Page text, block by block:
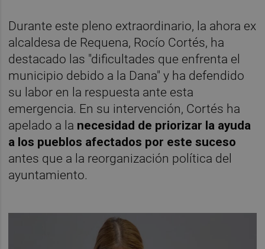
Durante este pleno extraordinario, la ahora ex
alcaldesa de Requena, Rocío Cortés, ha
destacado las "dificultades que enfrenta el
municipio debido a la Dana" y ha defendido
su labor en la respuesta ante esta
emergencia. En su intervención, Cortés ha
apelado a la necesidad de priorizar la ayuda
a los pueblos afectados por este suceso
antes que a la reorganización política del
ayuntamiento.